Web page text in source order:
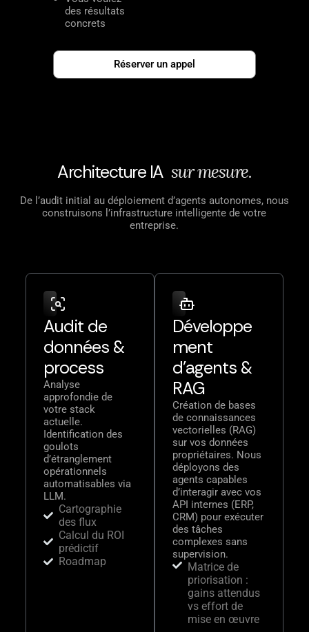
des résultats
concrets
Réserver un appel
Architecture IA surmesure.
De l’audit initial au déploiement d’agents autonomes, nous
construisons l’infrastructure intelligente de votre
entreprise.
Audit de
données &
process
Analyse
approfondie de
votre stack
actuelle.
Identification des
goulots
d’étranglement
opérationnels
automatisables via
LLM.
Cartographie
des flux
Calcul du ROI
prédictif
Roadmap
Développe
ment
d'agents &
RAG
Création de bases
de connaissances
vectorielles (RAG)
sur vos données
propriétaires. Nous
déployons des
agents capables
d’interagir avec vos
API internes (ERP,
CRM) pour exécuter
des tâches
complexes sans
supervision.
Matrice de
priorisation :
gains attendus
vs effort de
mise en œuvre